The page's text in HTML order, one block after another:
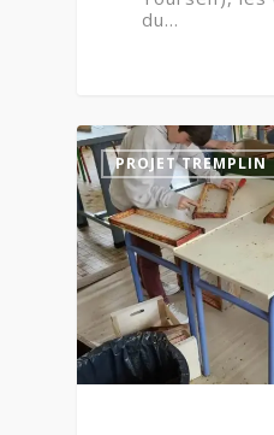
du…
PROJET TREMPLIN